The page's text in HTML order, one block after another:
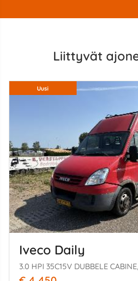
Liittyvät
Uusi
Iveco Daily
3.0 HPI 35C15V DUBBELE